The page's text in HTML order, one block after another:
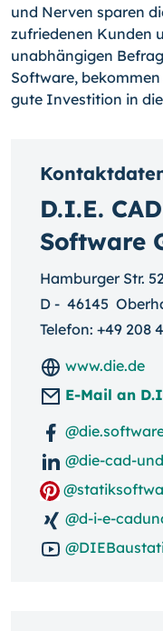
und Nerven sparen
zufriedenen Kunden
unabhängigen
Software,
gute Investition in
D.I.E.
Software
Hamburger Str.
D - 46145
Telefon: +49 208
www.die.de
E-Mail an
@die-cad-
@d-i-e-